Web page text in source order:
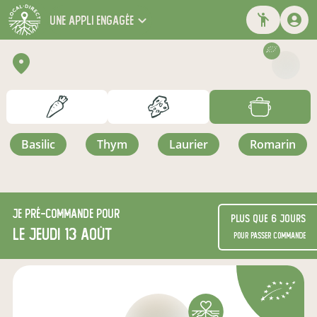
une appli engagée
basilic thym laurier romarin
Je pré-commande pour
le jeudi 13 août
Plus que 6 jours
pour passer commande